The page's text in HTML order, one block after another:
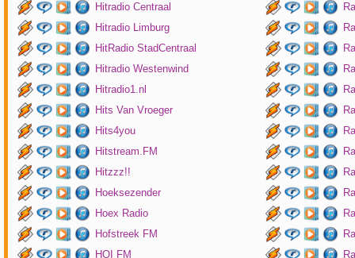
Hitradio Centraal
Hitradio Limburg
HitRadio StadCentraal
Hitradio Westenwind
Hitradio1.nl
Hits Van Vroeger
Hits4you
Hitstream.FM
Hitzzz!!
Hoeksezender
Hoex Radio
Hofstreek FM
HOI FM